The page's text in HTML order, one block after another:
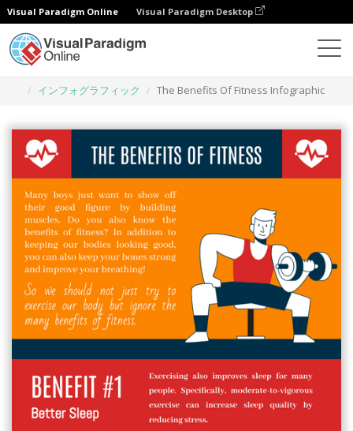
Visual Paradigm Online Visual Paradigm Desktop
インフォグラフィック
The Benefits Of Fitness Infographic